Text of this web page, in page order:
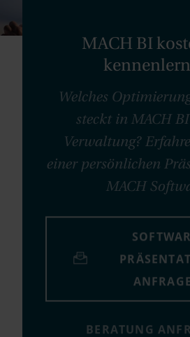
MACH BI
Welches
steckt in MACH
Verwaltung?
einer persönlichen
MACH
BERATUNG